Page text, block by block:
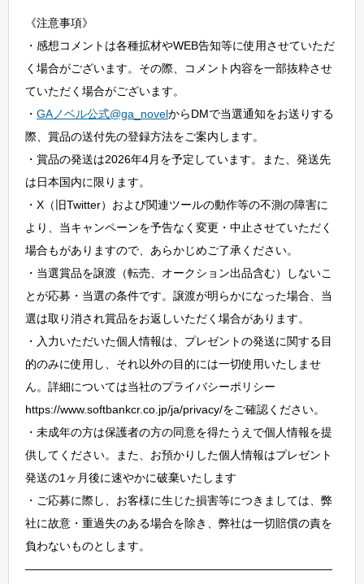
《注意事項》
・感想コメントは各種拡材やWEB告知等に使用させていただ
く場合がございます。その際、コメント内容を一部抜粋させ
ていただく場合がございます。
・ GAノベル公式@ga_novelからDMで当選通知をお送りする
際、賞品の送付先の登録方法をご案内します。
・賞品の発送は2026年4月を予定しています。また、発送先
は日本国内に限ります。
・X（旧Twitter）および関連ツールの動作等の不測の障害に
より、当キャンペーンを予告なく変更・中止させていただく
場合もがありますので、あらかじめご了承ください。
・当選賞品を譲渡（転売、オークション出品含む）しないこ
とが応募・当選の条件です。譲渡が明らかになった場合、当
選は取り消され賞品をお返しいただく場合があります。
・入力いただいた個人情報は、プレゼントの発送に関する目
的のみに使用し、それ以外の目的には一切使用いたしませ
ん。詳細については当社のプライバシーポリシー
https://www.softbankcr.co.jp/ja/privacy/をご確認ください。
・未成年の方は保護者の方の同意を得たうえで個人情報を提
供してください。また、お預かりした個人情報はプレゼント
発送の1ヶ月後に速やかに破棄いたします
・ご応募に際し、お客様に生じた損害等につきましては、弊
社に故意・重過失のある場合を除き、弊社は一切賠償の責を
負わないものとします。
―――――――――――――――――――――――――――